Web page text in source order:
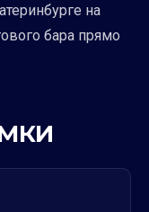
на
бара прямо